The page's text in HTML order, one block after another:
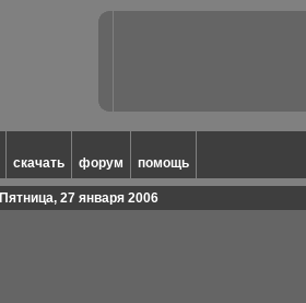
скачать форум помощь
Пятница, 27 января 2006